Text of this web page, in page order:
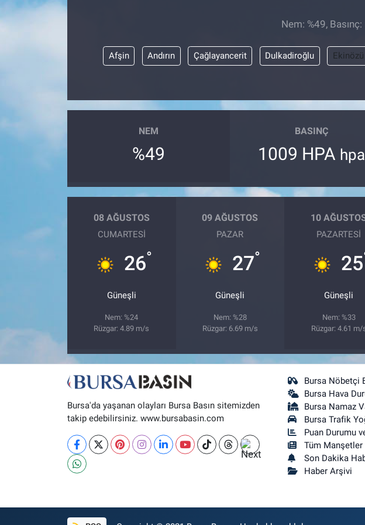
Nem: %49,
Afşin Andırın Çağlayancerit Dulkadiroğlu Ekinözü
NEM
%49
BASINÇ
1009 HPA hpa
08 AĞUSTOS
CUMARTESI
26°
Güneşli
Nem: %24
Rüzgar: 4.89 m/s
09 AĞUSTOS
PAZAR
27°
Güneşli
Nem: %28
Rüzgar: 6.69 m/s
10
PAZARTESI
25
Güneşli
Nem: %33
Rüzgar: 4.61 m/
Bursa'da yaşanan olayları Bursa Basın sitemizden
takip edebilirsiniz. www.bursabasin.com
Bursa Nöbetçi
Bursa Hava
Bursa Namaz
Bursa Trafik
Puan Durumu
Tüm Manşetler
Son Dakika
Haber Arşivi
Yaşam
Nöbetçi Eczaneler